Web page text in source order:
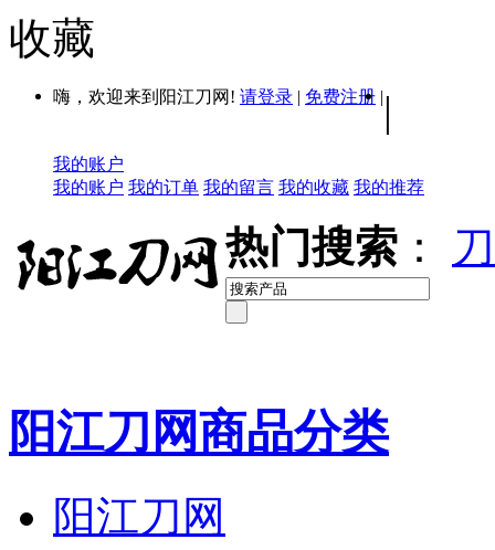
收藏
嗨，欢迎来到阳江刀网! 请登录 | 免费注册 | |
我的账户
我的账户 我的订单 我的留言 我的收藏 我的推荐
热门搜索 ：
阳江刀网商品分类
阳江刀网